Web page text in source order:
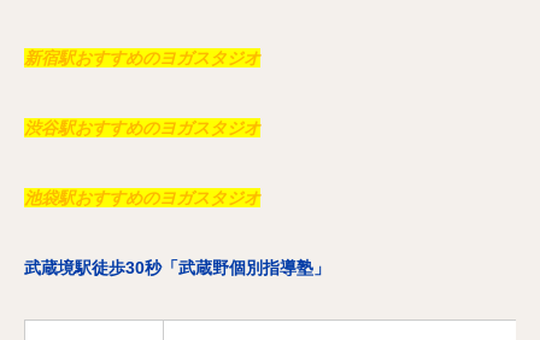
新宿駅おすすめのヨガスタジオ
渋谷駅おすすめのヨガスタジオ
池袋駅おすすめのヨガスタジオ
武蔵境駅徒歩30秒「武蔵野個別指導塾」